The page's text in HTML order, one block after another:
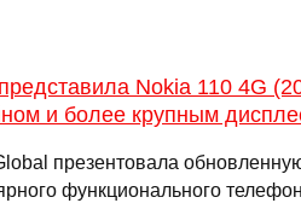
Nokia 110 4G
и более крупным
презентовала
функционального